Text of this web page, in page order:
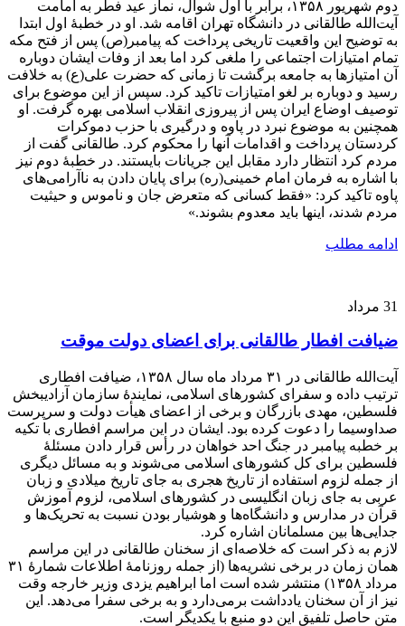
دوم شهریور ۱۳۵۸، برابر با اول شوال، نماز عید فطر به امامت
آیت‌الله طالقانی در دانشگاه تهران اقامه شد. او در خطبۀ اول ابتدا
به توضیح این واقعیت تاریخی پرداخت که پیامبر(ص) پس از فتح مکه
تمام امتیازات اجتماعی را ملغی کرد اما بعد از وفات ایشان دوباره
آن امتیازها به جامعه برگشت تا زمانی که حضرت علی(ع) به خلافت
رسید و دوباره بر لغو امتیازات تاکید کرد. سپس از این موضوع برای
توصیف اوضاع ایران پس از پیروزی انقلاب اسلامی بهره گرفت. او
همچنین به موضوع نبرد در پاوه و درگیری با حزب دموکرات
کردستان پرداخت و اقدامات آنها را محکوم کرد. طالقانی گفت از
مردم کرد انتظار دارد مقابل این جریانات بایستند. در خطبۀ دوم نیز
با اشاره به فرمان امام خمینی(ره) برای پایان دادن به ناآرامی‌های
پاوه تاکید کرد: «فقط کسانی که متعرض جان و ناموس و حیثیت
مردم شدند، اینها باید معدوم بشوند.»
ادامه مطلب
31 مرداد
ضیافت افطار طالقانی برای اعضای دولت موقت
آیت‌الله طالقانی در ۳۱ مرداد ماه سال ۱۳۵۸، ضیافت افطاری
ترتیب داده و سفرای کشورهای اسلامی، نمایندۀ سازمان آزادیبخش
فلسطین، مهدی بازرگان و برخی از اعضای هیأت دولت و سرپرست
صداوسیما را دعوت کرده بود. ایشان در این مراسم افطاری با تکیه
بر خطبه‌ پیامبر در جنگ احد خواهان در رأس قرار دادن مسئلۀ
فلسطین برای کل کشورهای اسلامی می‌شوند و به مسائل دیگری
از جمله لزوم استفاده از تاریخ هجری به جای تاریخ میلادی و زبان
عربی به جای زبان انگلیسی در کشورهای اسلامی، لزوم آموزش
قرآن در مدارس و دانشگاه‌ها و هوشیار بودن نسبت به تحریک‌ها و
جدایی‌ها بین مسلمانان اشاره کرد.
لازم به ذکر است که خلاصه‌ای از سخنان طالقانی در این مراسم
همان زمان در برخی نشریه‌ها (از جمله روزنامۀ اطلاعات شمارۀ ۳۱
مرداد ۱۳۵۸) منتشر شده است اما ابراهیم یزدی وزیر خارجه وقت
نیز از آن سخنان یادداشت برمی‌دارد و به برخی سفرا می‌دهد. این
متن حاصل تلفیق این دو منبع با یکدیگر است.